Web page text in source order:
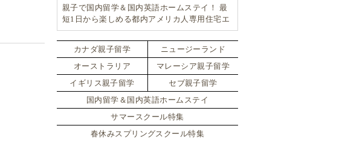
親子で国内留学＆国内英語ホームステイ！ 最
短1日から楽しめる都内アメリカ人専用住宅エ
リア内「アメリカ英語留学」＆「ホームステ
イ体験」プログラム！
カナダ親子留学
ニュージーランド
オーストラリア
マレーシア親子留学
イギリス親子留学
セブ親子留学
国内留学＆国内英語ホームステイ
サマースクール特集
春休みスプリングスクール特集